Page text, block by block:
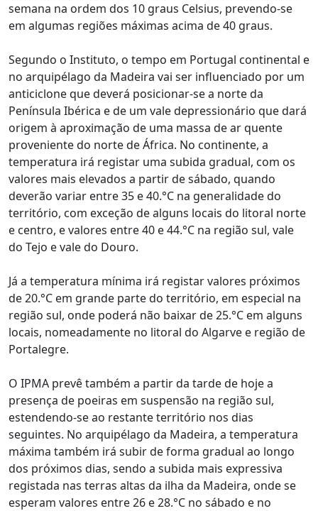
semana na ordem dos 10 graus Celsius, prevendo-se
em algumas regiões máximas acima de 40 graus.
Segundo o Instituto, o tempo em Portugal continental e
no arquipélago da Madeira vai ser influenciado por um
anticiclone que deverá posicionar-se a norte da
Península Ibérica e de um vale depressionário que dará
origem à aproximação de uma massa de ar quente
proveniente do norte de África. No continente, a
temperatura irá registar uma subida gradual, com os
valores mais elevados a partir de sábado, quando
deverão variar entre 35 e 40.°C na generalidade do
território, com exceção de alguns locais do litoral norte
e centro, e valores entre 40 e 44.°C na região sul, vale
do Tejo e vale do Douro.
Já a temperatura mínima irá registar valores próximos
de 20.°C em grande parte do território, em especial na
região sul, onde poderá não baixar de 25.°C em alguns
locais, nomeadamente no litoral do Algarve e região de
Portalegre.
O IPMA prevê também a partir da tarde de hoje a
presença de poeiras em suspensão na região sul,
estendendo-se ao restante território nos dias
seguintes. No arquipélago da Madeira, a temperatura
máxima também irá subir de forma gradual ao longo
dos próximos dias, sendo a subida mais expressiva
registada nas terras altas da ilha da Madeira, onde se
esperam valores entre 26 e 28.°C no sábado e no